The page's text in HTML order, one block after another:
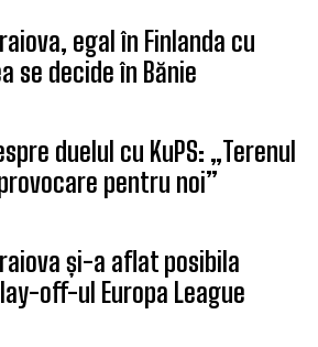
egal în Finlanda cu
se decide în Bănie
duelul cu KuPS: „Terenul
pentru noi”
și-a aflat posibila
off-ul Europa League